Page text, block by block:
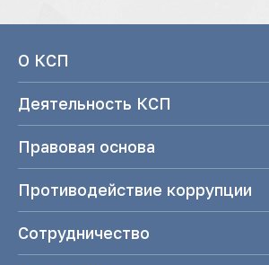
О КСП
Деятельность КСП
Правовая основа
Противодействие коррупции
Сотрудничество